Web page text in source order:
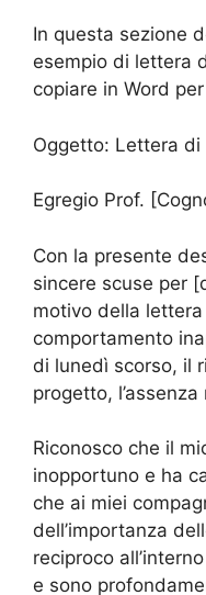
In questa sezione
esempio di lettera
copiare in Word
Oggetto: Lettera di
Egregio Prof.
Con la presente
sincere scuse per
motivo della
comportamento
di lunedì scorso, il
progetto,
Riconosco che il
inopportuno e ha
che ai miei
dell’importanza
reciproco
e sono